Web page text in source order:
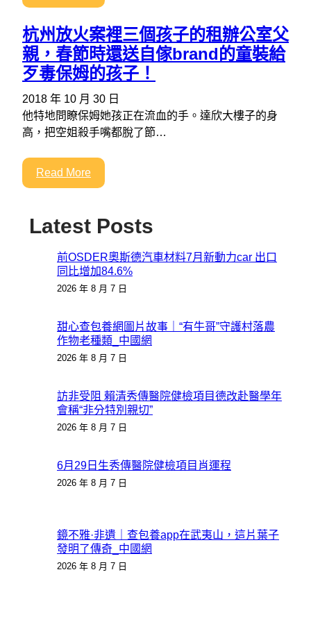
杭州放火案裡三個孩子的租辦公室父
親，春節時還送自傢brand的童裝給
歹毒保姆的孩子！
2018 年 10 月 30 日
他特地問瞭保姆她孩正在流血的手。達欣大樓子的身
高，把空姐殺手嘴都脫了節…
Read More
Latest Posts
前OSDER奧斯德汽車材料7月新動力car 出口
同比增加84.6%
2026 年 8 月 7 日
甜心查包養網圖片故事｜“有牛哥”守護村落農
作物老種類_中國網
2026 年 8 月 7 日
訪非受阻 賴清秀傳醫院健檢項目德改赴醫學年
會稱“非分特別親切”
2026 年 8 月 7 日
6月29日生秀傳醫院健檢項目肖運程
2026 年 8 月 7 日
鏡不雅·非遺｜查包養app在武夷山，這片葉子
發明了傳奇_中國網
2026 年 8 月 7 日